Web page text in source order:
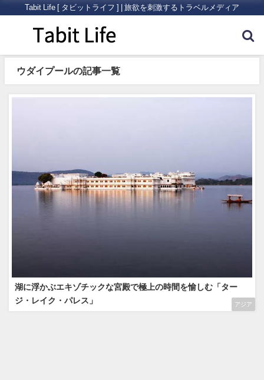
Tabit Life [ タビットライフ ] | 旅欲を刺激するトラベルメディア
ウダイプールの記事一覧
アジア
湖に浮かぶエキゾチックな宮殿で極上の時間を愉しむ「ター
ジ・レイク・パレス」